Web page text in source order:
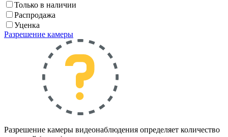
Только в наличии
Распродажа
Уценка
Разрешение камеры
Разрешение камеры видеонаблюдения определяет количество